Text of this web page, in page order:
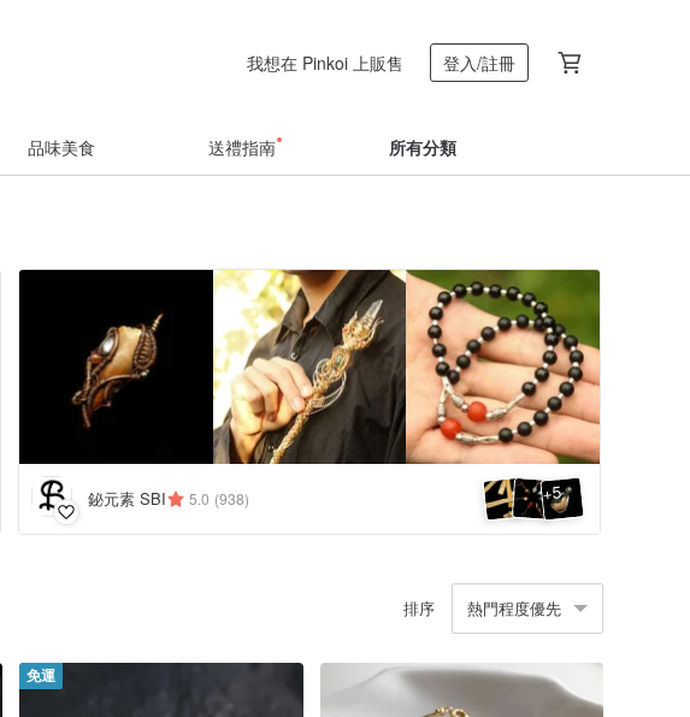
我想在 Pinkoi 上販售 登入/註冊
品味美食 送禮指南 所有分類
鉍元素 SBI 5.0 (938) +5
排序 熱門程度優先
免運